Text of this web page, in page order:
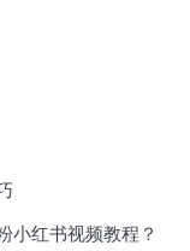
小红书视频教程？